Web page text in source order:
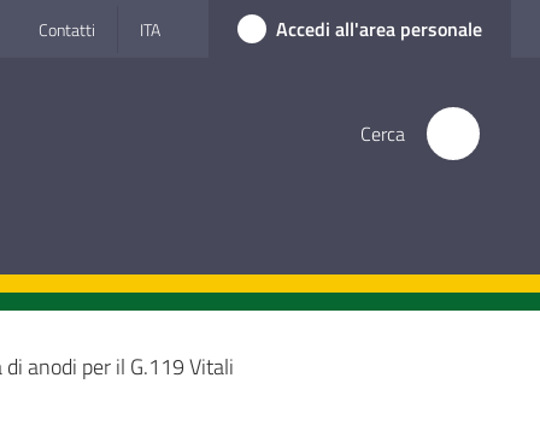
Contatti ITA Accedi all'area personale
Cerca
anodi per il G.119 Vitali